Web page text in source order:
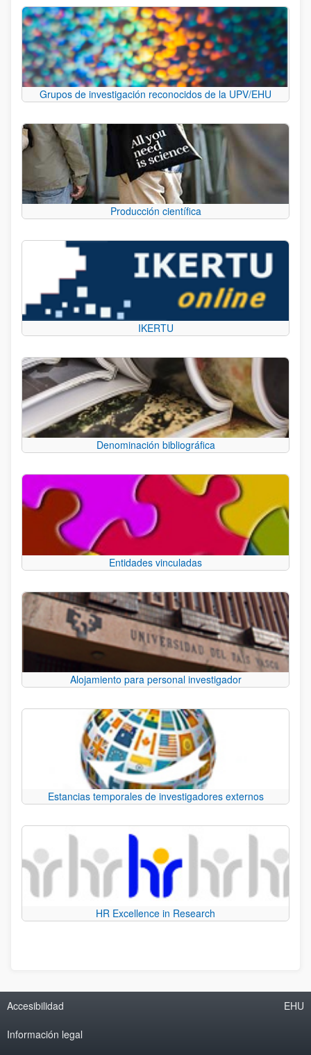
Grupos de investigación reconocidos de la UPV/EHU
Producción científica
IKERTU
Denominación bibliográfica
Entidades vinculadas
Alojamiento para personal investigador
Estancias temporales de investigadores externos
HR Excellence in Research
Accesibilidad
Información legal
EHU